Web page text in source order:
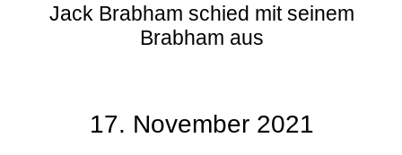
Jack Brabham schied mit seinem
Brabham aus
17. November 2021